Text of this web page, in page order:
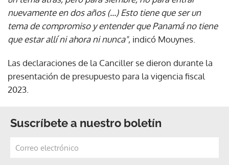
nuevamente en dos años (...) Esto tiene que ser un
tema de compromiso y entender que Panamá no tiene
que estar allí ni ahora ni nunca", indicó Mouynes.
Las declaraciones de la Canciller se dieron durante la
presentación de presupuesto para la vigencia fiscal
2023.
Suscríbete a nuestro boletín